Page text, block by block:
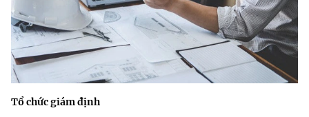
Tổ chức giám định